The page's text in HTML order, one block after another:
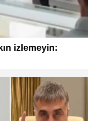
izlemeyin: